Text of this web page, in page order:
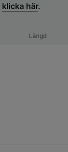
klicka här.
Längd